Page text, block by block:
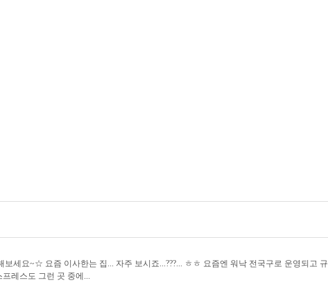
세요~☆ 요즘 이사한는 집... 자주 보시죠...???... ㅎㅎ 요즘엔 워낙 전국구로 운영되고 규
레스도 그런 곳 중에...